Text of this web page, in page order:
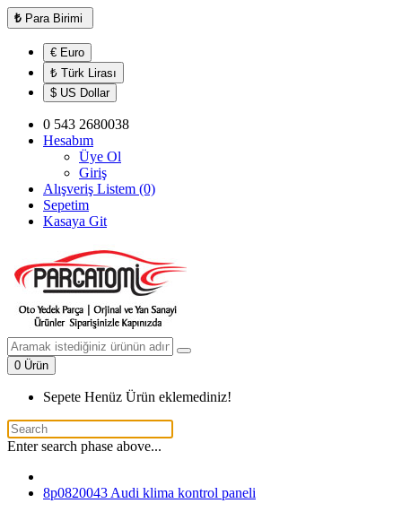
₺ Para Birimi
€ Euro
₺ Türk Lirası
$ US Dollar
0 543 2680038
Hesabım
Üye Ol
Giriş
Alışveriş Listem (0)
Sepetim
Kasaya Git
0 Ürün
Sepete Henüz Ürün eklemediniz!
Enter search phase above...
8p0820043 Audi klima kontrol paneli